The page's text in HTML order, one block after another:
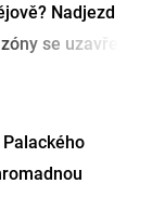
Nadjezd
se uzavře